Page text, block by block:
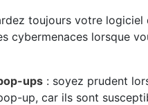
toujours votre
cybermenaces lorsque
ups : soyez prudent
up, car ils sont